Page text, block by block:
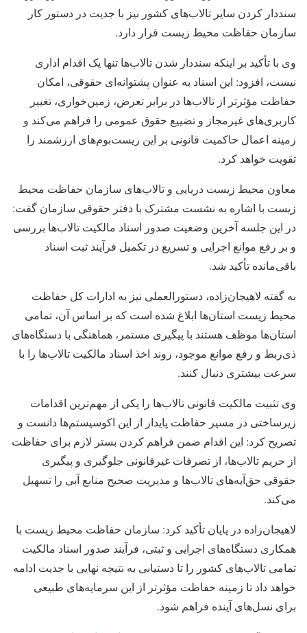
سنددار کردن سایر تالاب‌های کشور نیز با جدیت در دستور کار
سازمان حفاظت محیط زیست قرار دارد.
وی با تأکید بر اینکه سنددار شدن تالاب‌ها تنها یک اقدام اداری
نیست، افزود: این اسناد به عنوان پشتوانه‌ای حقوقی، امکان
حفاظت مؤثرتر از تالاب‌ها در برابر تعرض، زمین‌خواری، تغییر
کاربری‌های غیرمجاز و تضییع حقوق عمومی را فراهم می‌کند و
زمینه اعمال حاکمیت قانونی بر این زیست‌بوم‌های ارزشمند را
تقویت خواهد کرد.
معاون محیط زیست دریایی و تالاب‌های سازمان حفاظت محیط
زیست با اشاره به نشست مشترک با دفتر حقوقی سازمان گفت:
در این جلسه آخرین وضعیت صدور اسناد مالکیت تالاب‌ها بررسی
و بر رفع موانع اجرایی و تسریع در تکمیل فرآیند ثبت اسناد
باقی‌مانده تأکید شد.
به گفته لاهیجان‌زاده، دستورالعملی نیز به ادارات کل حفاظت
محیط زیست استان‌ها ابلاغ شده است که بر اساس آن، تمامی
استان‌ها موظف هستند با پیگیری مستمر، هماهنگی با دستگاه‌های
ذی‌ربط و رفع موانع موجود، روند اخذ اسناد مالکیت تالاب‌ها را با
سرعت بیشتری دنبال کنند.
وی تثبیت مالکیت قانونی تالاب‌ها را یکی از مهم‌ترین اقدامات
زیرساختی در مسیر حفاظت پایدار از این اکوسیستم‌ها دانست و
تصریح کرد: این اقدام ضمن فراهم کردن بستر لازم برای حفاظت
از حریم تالاب‌ها، از تصرفات غیرقانونی جلوگیری و پیگیری
حقوقی حق‌آبه‌های تالاب‌ها و مدیریت صحیح منابع آبی را تسهیل
می‌کند.
لاهیجان‌زاده در پایان تأکید کرد: سازمان حفاظت محیط زیست با
همکاری دستگاه‌های اجرایی و ثبتی، فرآیند صدور اسناد مالکیت
تمامی تالاب‌های کشور را تا دستیابی به نتیجه نهایی با جدیت ادامه
خواهد داد تا زمینه حفاظت مؤثرتر از این سرمایه‌های طبیعی
برای نسل‌های آینده فراهم شود.